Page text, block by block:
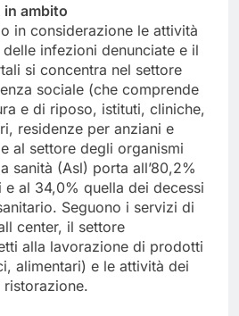
in ambito
in considerazione le attività
infezioni denunciate e il
si concentra nel settore
sociale (che comprende
e di riposo, istituti, cliniche,
residenze per anziani e
al settore degli organismi
sanità (Asl) porta all’80,2%
al 34,0% quella dei decessi
Seguono i servizi di
center, il settore
alla lavorazione di prodotti
alimentari) e le attività dei